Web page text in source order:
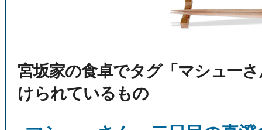
宮坂家の食卓でタグ「マシュー
けられているもの